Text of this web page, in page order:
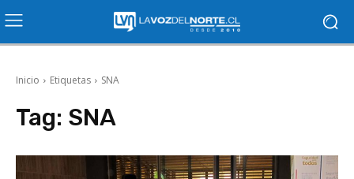
Inicio Etiquetas SNA
Tag: SNA